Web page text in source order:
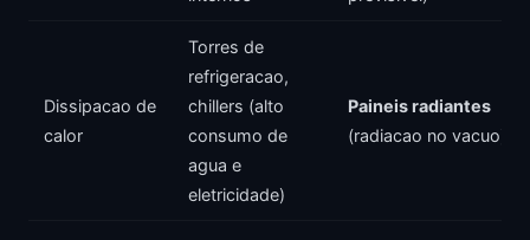
Dissipacao de
calor
Torres de
refrigeracao,
chillers (alto
consumo de
agua e
eletricidade)
Paineis radiantes
(radiacao no vacuo)